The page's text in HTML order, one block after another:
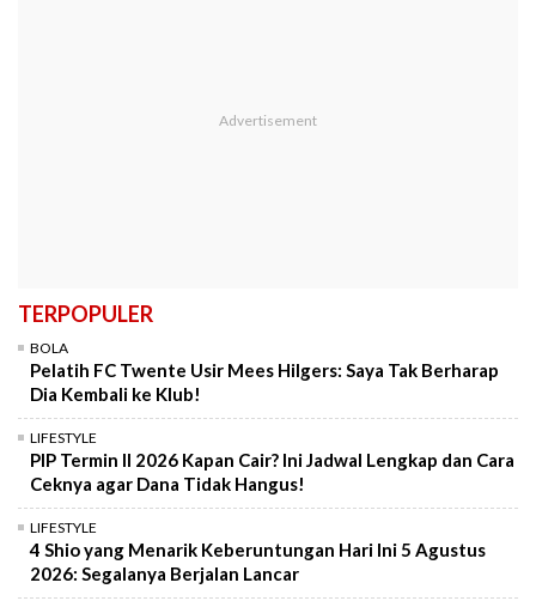
TERPOPULER
BOLA
Pelatih FC Twente Usir Mees Hilgers: Saya Tak Berharap
Dia Kembali ke Klub!
LIFESTYLE
PIP Termin II 2026 Kapan Cair? Ini Jadwal Lengkap dan Cara
Ceknya agar Dana Tidak Hangus!
LIFESTYLE
4 Shio yang Menarik Keberuntungan Hari Ini 5 Agustus
2026: Segalanya Berjalan Lancar